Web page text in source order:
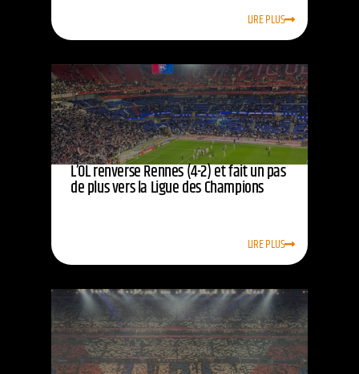
LIRE PLUS
L’OL renverse Rennes (4-2) et fait un pas
de plus vers la Ligue des Champions
LIRE PLUS